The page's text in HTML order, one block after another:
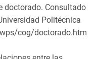
doctorado. Consultado
Politécnica
cog/doctorado.htm